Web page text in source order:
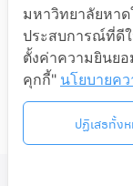
มหาวิทยาลัยหา
ประสบการณ์ที่ดี
ตั้งค่าความยินย
คุกกี้" นโยบายค
ปฏิเสธทั้ง